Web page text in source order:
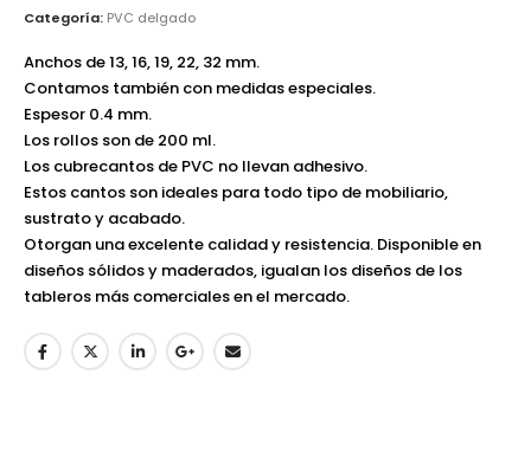
Categoría: PVC delgado
Anchos de 13, 16, 19, 22, 32 mm.
Contamos también con medidas especiales.
Espesor 0.4 mm.
Los rollos son de 200 ml.
Los cubrecantos de PVC no llevan adhesivo.
Estos cantos son ideales para todo tipo de mobiliario,
sustrato y acabado.
Otorgan una excelente calidad y resistencia. Disponible en
diseños sólidos y maderados, igualan los diseños de los
tableros más comerciales en el mercado.